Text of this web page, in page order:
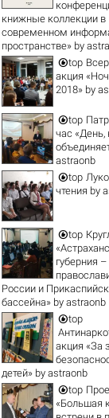
книжные коллекции в
современном
пространстве» by
top
акция
2018»by
top
час «День,
astraonb
top
чтения by
top
губерния
России и
бассейна» byastraonb
top
акция «За
детей» byastraonb
top
«Большая